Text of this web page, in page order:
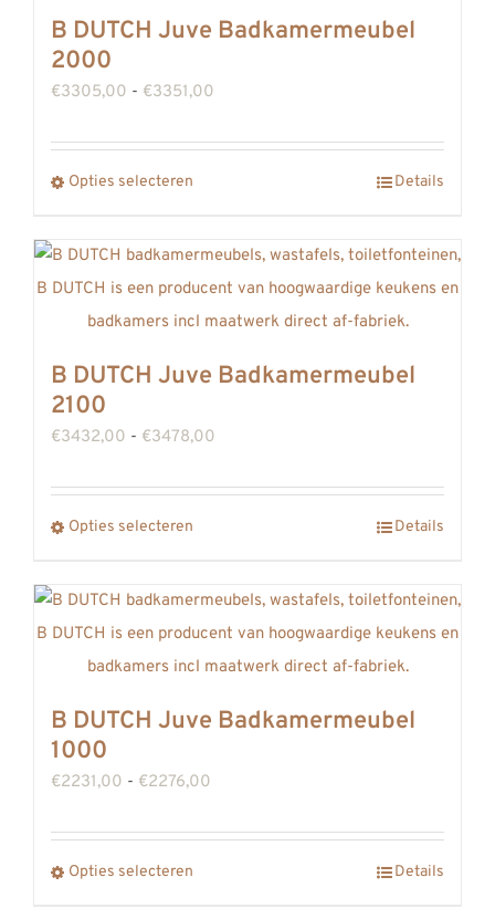
B DUTCH Juve Badkamermeubel
2000
€3305,00 - €3351,00
Opties selecteren
heeft
meerdere
variaties.
optie
gekozen
Details
B DUTCH Juve Badkamermeubel
2100
€3432,00 - €3478,00
Opties selecteren
heeft
meerdere
variaties.
optie
gekozen
Details
B DUTCH Juve Badkamermeubel
1000
€2231,00 - €2276,00
Opties selecteren Details